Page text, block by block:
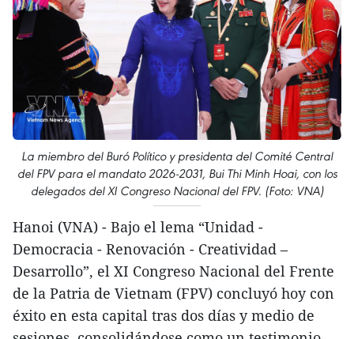
La miembro del Buró Político y presidenta del Comité Central
del FPV para el mandato 2026-2031, Bui Thi Minh Hoai, con los
delegados del XI Congreso Nacional del FPV. (Foto: VNA)
Hanoi (VNA) - Bajo el lema “Unidad -
Democracia - Renovación - Creatividad –
Desarrollo”, el XI Congreso Nacional del Frente
de la Patria de Vietnam (FPV) concluyó hoy con
éxito en esta capital tras dos días y medio de